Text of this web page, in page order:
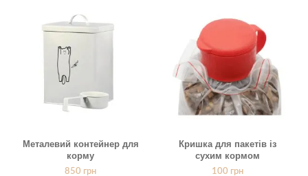
Металевий контейнер для
корму
850 грн
Кришка для пакетів із
сухим кормом
100 грн